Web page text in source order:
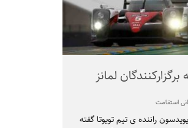
لمانز
استقامت
راننده ی تیم تویوتا گفته